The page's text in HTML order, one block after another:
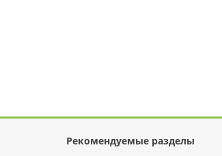
Рекомендуемые разделы